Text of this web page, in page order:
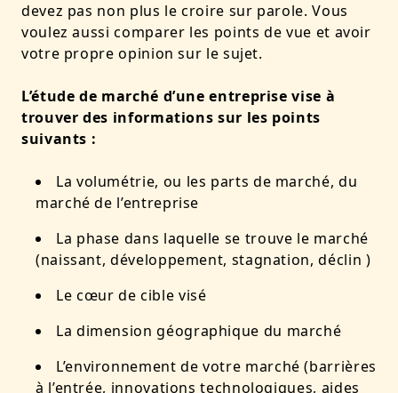
devez pas non plus le croire sur parole. Vous
voulez aussi comparer les points de vue et avoir
votre propre opinion sur le sujet.
L’étude de marché d’une entreprise vise à
trouver des informations sur les points
suivants :
La volumétrie, ou les parts de marché, du
marché de l’entreprise
La phase dans laquelle se trouve le marché
(naissant, développement, stagnation, déclin )
Le cœur de cible visé
La dimension géographique du marché
L’environnement de votre marché (barrières
à l’entrée, innovations technologiques, aides